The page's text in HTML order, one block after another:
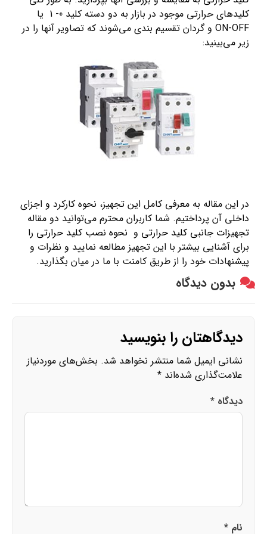
کلیدهای حرارتی موجود در بازار به دو دسته کلید 0- 1 یا
ON-OFF و گردان تقسیم بندی می‌شوند که تصاویر آنها را در
زیر می‌بینید:
در این مقاله به معرفی کامل این تجهیز، نحوه کارکرد و اجزای
داخلی آن‌ پرداختیم. شما کاربران محترم می‌توانید دو مقاله
تجهیزات جانبی کلید حرارتی و نحوه نصب کلید حرارتی را
برای آشنایی بیشتر با این تجهیز مطالعه نمایید و نظرات و
پیشنهادات خود را از طریق کامنت با ما در میان بگذارید.
بدون دیدگاه
دیدگاهتان را بنویسید
نشانی ایمیل شما منتشر نخواهد شد. بخش‌های موردنیاز
علامت‌گذاری شده‌اند *
دیدگاه *
نام *